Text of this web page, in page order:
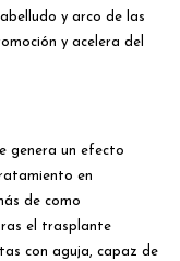
y arco de las
y acelera del
genera un efecto
en
de como
el trasplante
con aguja, capaz de